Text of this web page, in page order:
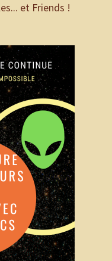
et Friends !